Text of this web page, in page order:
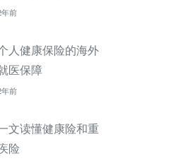
前
人健康保险的海外
医保障
前
文读懂健康险和重
险